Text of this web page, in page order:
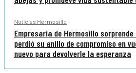
Noticias Hermosillo
Empresaria de Hermosillo
perdió su anillo de compromiso en
nuevo para devolverle la esperanza